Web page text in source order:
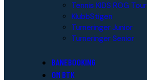
Tennis KIDS ROG Tour
KlubbStigen
Turneringer Junior
Turneringer Senior
BANEBOOKING
OM BTK